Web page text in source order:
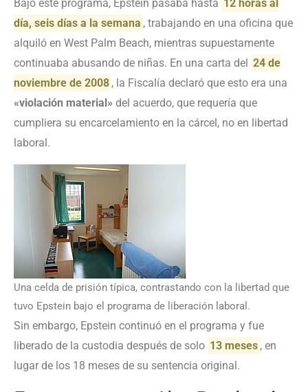
Bajo este programa, Epstein pasaba hasta 12 horas al
día, seis días a la semana , trabajando en una oficina que
alquiló en West Palm Beach, mientras supuestamente
continuaba abusando de niñas. En una carta del 24 de
noviembre de 2008 , la Fiscalía declaró que esto era una
«violación material» del acuerdo, que requería que
cumpliera su encarcelamiento en la cárcel, no en libertad
laboral.
Una celda de prisión típica, contrastando con la libertad que
tuvo Epstein bajo el programa de liberación laboral.
Sin embargo, Epstein continuó en el programa y fue
liberado de la custodia después de solo 13 meses , en
lugar de los 18 meses de su sentencia original.